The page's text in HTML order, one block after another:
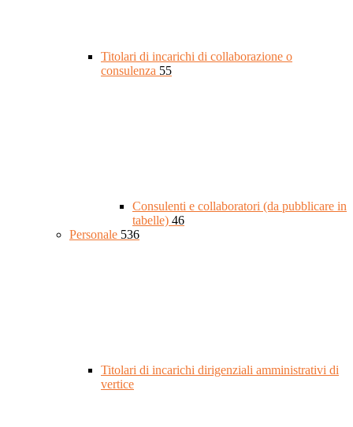
Titolari di incarichi di collaborazione o
consulenza 55
Consulenti e collaboratori (da pubblicare in
tabelle) 46
Personale 536
Titolari di incarichi dirigenziali amministrativi di
vertice